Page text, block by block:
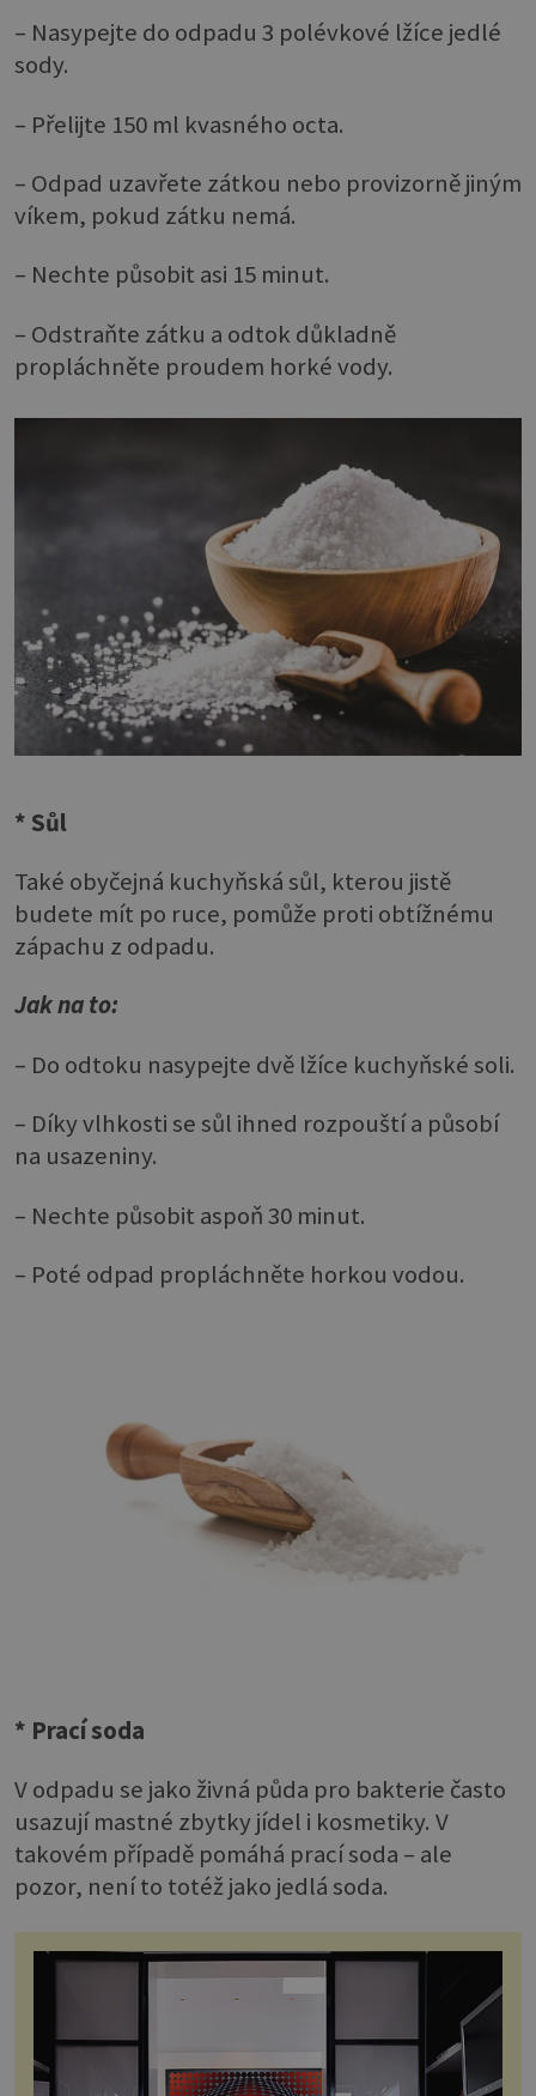
– Nasypejte do odpadu 3 polévkové lžíce jedlé
sody.
– Přelijte 150 ml kvasného octa.
– Odpad uzavřete zátkou nebo provizorně jiným
víkem, pokud zátku nemá.
– Nechte působit asi 15 minut.
– Odstraňte zátku a odtok důkladně
propláchněte proudem horké vody.
* Sůl
Také obyčejná kuchyňská sůl, kterou jistě
budete mít po ruce, pomůže proti obtížnému
zápachu z odpadu.
Jak na to:
– Do odtoku nasypejte dvě lžíce kuchyňské soli.
– Díky vlhkosti se sůl ihned rozpouští a působí
na usazeniny.
– Nechte působit aspoň 30 minut.
– Poté odpad propláchněte horkou vodou.
* Prací soda
V odpadu se jako živná půda pro bakterie často
usazují mastné zbytky jídel i kosmetiky. V
takovém případě pomáhá prací soda – ale
pozor, není to totéž jako jedlá soda.